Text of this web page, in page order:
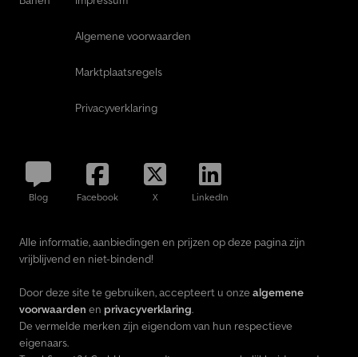
Algemene voorwaarden
Marktplaatsregels
Privacyverklaring
Blog Facebook X LinkedIn
Alle informatie, aanbiedingen en prijzen op deze pagina zijn
vrijblijvend en niet-bindend!
Door deze site te gebruiken, accepteert u onze algemene
voorwaarden en privacyverklaring.
De vermelde merken zijn eigendom van hun respectieve
eigenaars.